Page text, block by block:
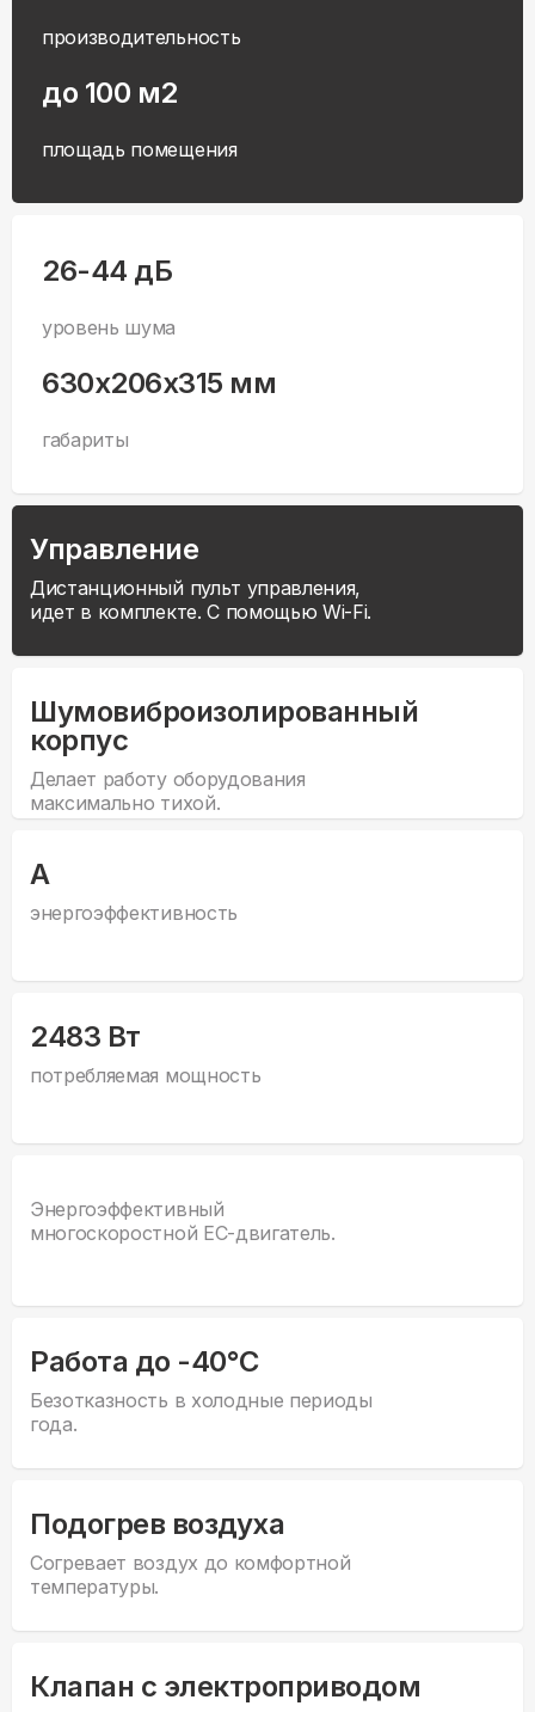
производительность
до 100 м2
площадь помещения
26-44 дБ
уровень шума
630x206x315 мм
габариты
Управление
Дистанционный пульт управления,
идет в комплекте. С помощью Wi-Fi.
Шумовиброизолированный
корпус
Делает работу оборудования
максимально тихой.
А
энергоэффективность
2483 Вт
потребляемая мощность
Энергоэффективный
многоскоростной EC-двигатель.
Работа до -40°С
Безотказность в холодные периоды
года.
Подогрев воздуха
Согревает воздух до комфортной
температуры.
Клапан с электроприводом